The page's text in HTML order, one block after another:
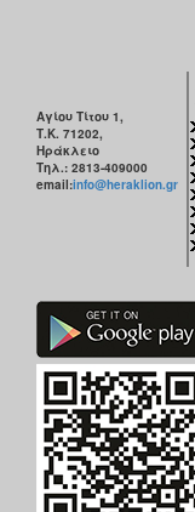
Αγίου Τίτου 1,
Τ.Κ. 71202,
Ηράκλειο
Τηλ.: 2813-409000
email:info@heraklion.gr